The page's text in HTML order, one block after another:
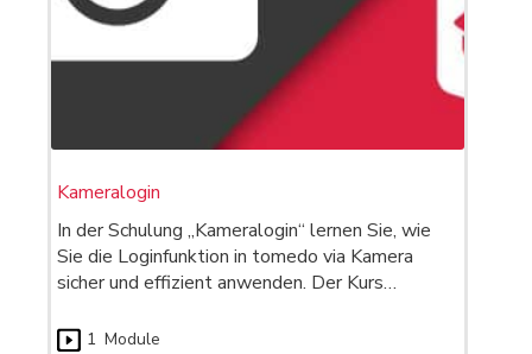
Kameralogin
In der Schulung „Kameralogin“ lernen Sie, wie
Sie die Loginfunktion in tomedo via Kamera
sicher und effizient anwenden. Der Kurs…
1 Module